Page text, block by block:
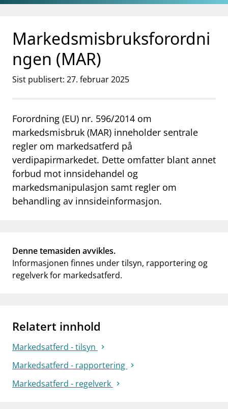
Gå til hovedinnhold
Gå til søkesiden
Markedsmisbruksforordni
ngen (MAR)
Sist publisert: 27. februar 2025
Forordning (EU) nr. 596/2014 om
markedsmisbruk (MAR) inneholder sentrale
regler om markedsatferd på
verdipapirmarkedet. Dette omfatter blant annet
forbud mot innsidehandel og
markedsmanipulasjon samt regler om
behandling av innsideinformasjon.
Denne temasiden avvikles.
Informasjonen finnes under tilsyn, rapportering og
regelverk for markedsatferd.
Relatert innhold
Markedsatferd - tilsyn
Markedsatferd - rapportering
Markedsatferd - regelverk